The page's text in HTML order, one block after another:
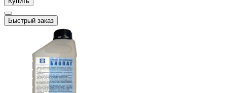
Быстрый заказ